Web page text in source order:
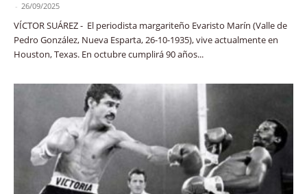
- 26/09/2025
VÍCTOR SUÁREZ - El periodista margariteño Evaristo Marín (Valle de
Pedro González, Nueva Esparta, 26-10-1935), vive actualmente en
Houston, Texas. En octubre cumplirá 90 años...